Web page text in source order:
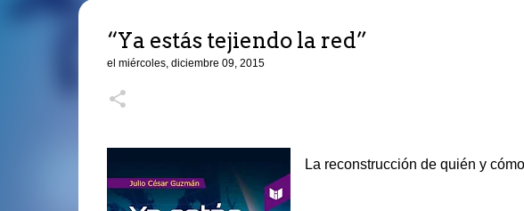
“Ya estás tejiendo la red”
el miércoles, diciembre 09, 2015
La reconstrucción de quién y